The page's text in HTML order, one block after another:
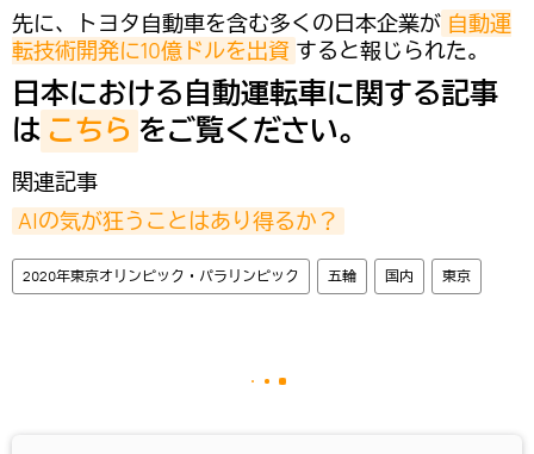
先に、トヨタ自動車を含む多くの日本企業が 自動運
転技術開発に10億ドルを出資 すると報じられた。
日本における自動運転車に関する記事
はこちら をご覧ください。
関連記事
AIの気が狂うことはあり得るか？
2020年東京オリンピック・パラリンピック 五輪 国内 東京